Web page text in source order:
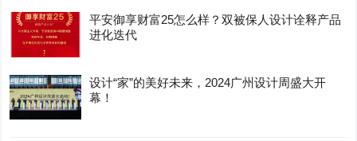
平安御享财富25怎么样？双被保人设计诠释产品
进化迭代
设计“家”的美好未来，2024广州设计周盛大开
幕！